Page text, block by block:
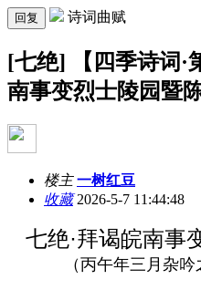
回复 诗词曲赋
[七绝] 【四季诗词·
南事变烈士陵园暨
楼主 一树红豆
收藏2026-5-7 11:44:48
七绝·拜谒皖南事
（丙午年三月杂